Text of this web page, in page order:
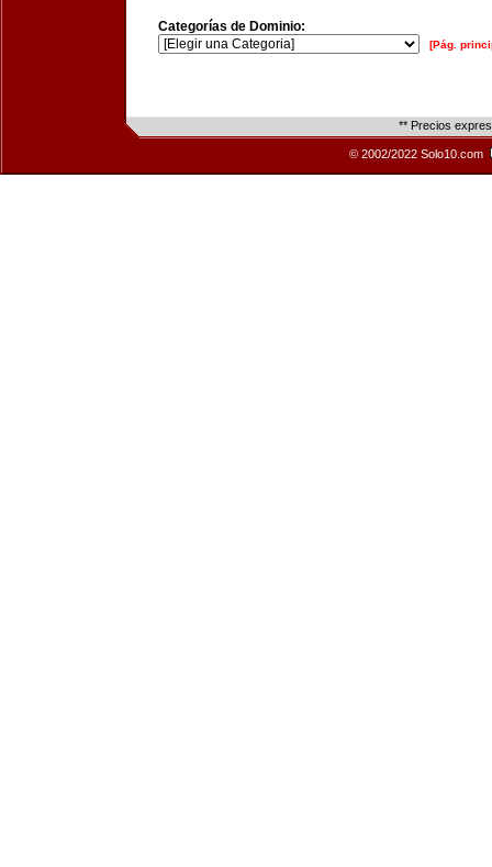
Categorías de Dominio:
[Pág.
** Precios
© 2002/2022 Solo10.com